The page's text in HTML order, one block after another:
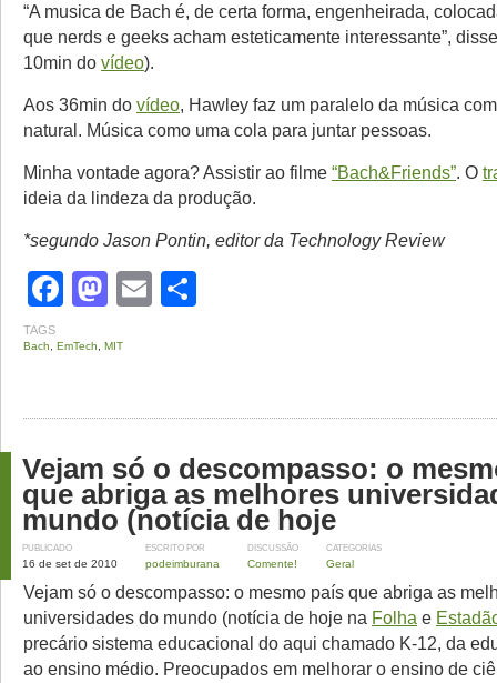
“A musica de Bach é, de certa forma, engenheirada,
que nerds e geeks acham esteticamente interessante”,
10min do vídeo).
Aos 36min do vídeo, Hawley faz um paralelo da música
natural. Música como uma cola para juntar pessoas.
Minha vontade agora? Assistir ao filme “Bach&Friends”. O
ideia da lindeza da produção.
*segundo Jason Pontin, editor da Technology Review
Facebook
Mastodon
Email
TAGS
Bach EmTech MIT
Vejam só o descompasso: o
que abriga as melhores
mundo (notícia de hoje
PUBLICADO
16 de set de 2010
ESCRITO POR
podeimburana
DISCUSSÃO
Comente!
CATEGORIAS
Geral
Vejam só o descompasso: o mesmo país que abriga as
universidades do mundo (notícia de hoje na Folha e
precário sistema educacional do aqui chamado K-12, da
ao ensino médio. Preocupados em melhorar o ensino de